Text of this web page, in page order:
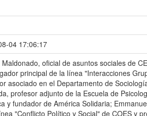
04 17:06:17
oficial de asuntos sociales de
principal de la línea "Interacciones
asociado en el Departamento de
profesor adjunto de la Escuela de
y fundador de América Solidaria;
"Conflicto Político y Social" de COES y